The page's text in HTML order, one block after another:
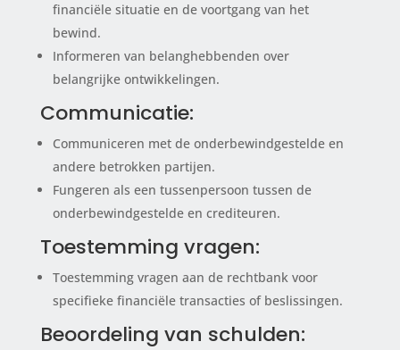
financiële situatie en de voortgang van het
bewind.
Informeren van belanghebbenden over
belangrijke ontwikkelingen.
Communicatie:
Communiceren met de onderbewindgestelde en
andere betrokken partijen.
Fungeren als een tussenpersoon tussen de
onderbewindgestelde en crediteuren.
Toestemming vragen:
Toestemming vragen aan de rechtbank voor
specifieke financiële transacties of beslissingen.
Beoordeling van schulden: